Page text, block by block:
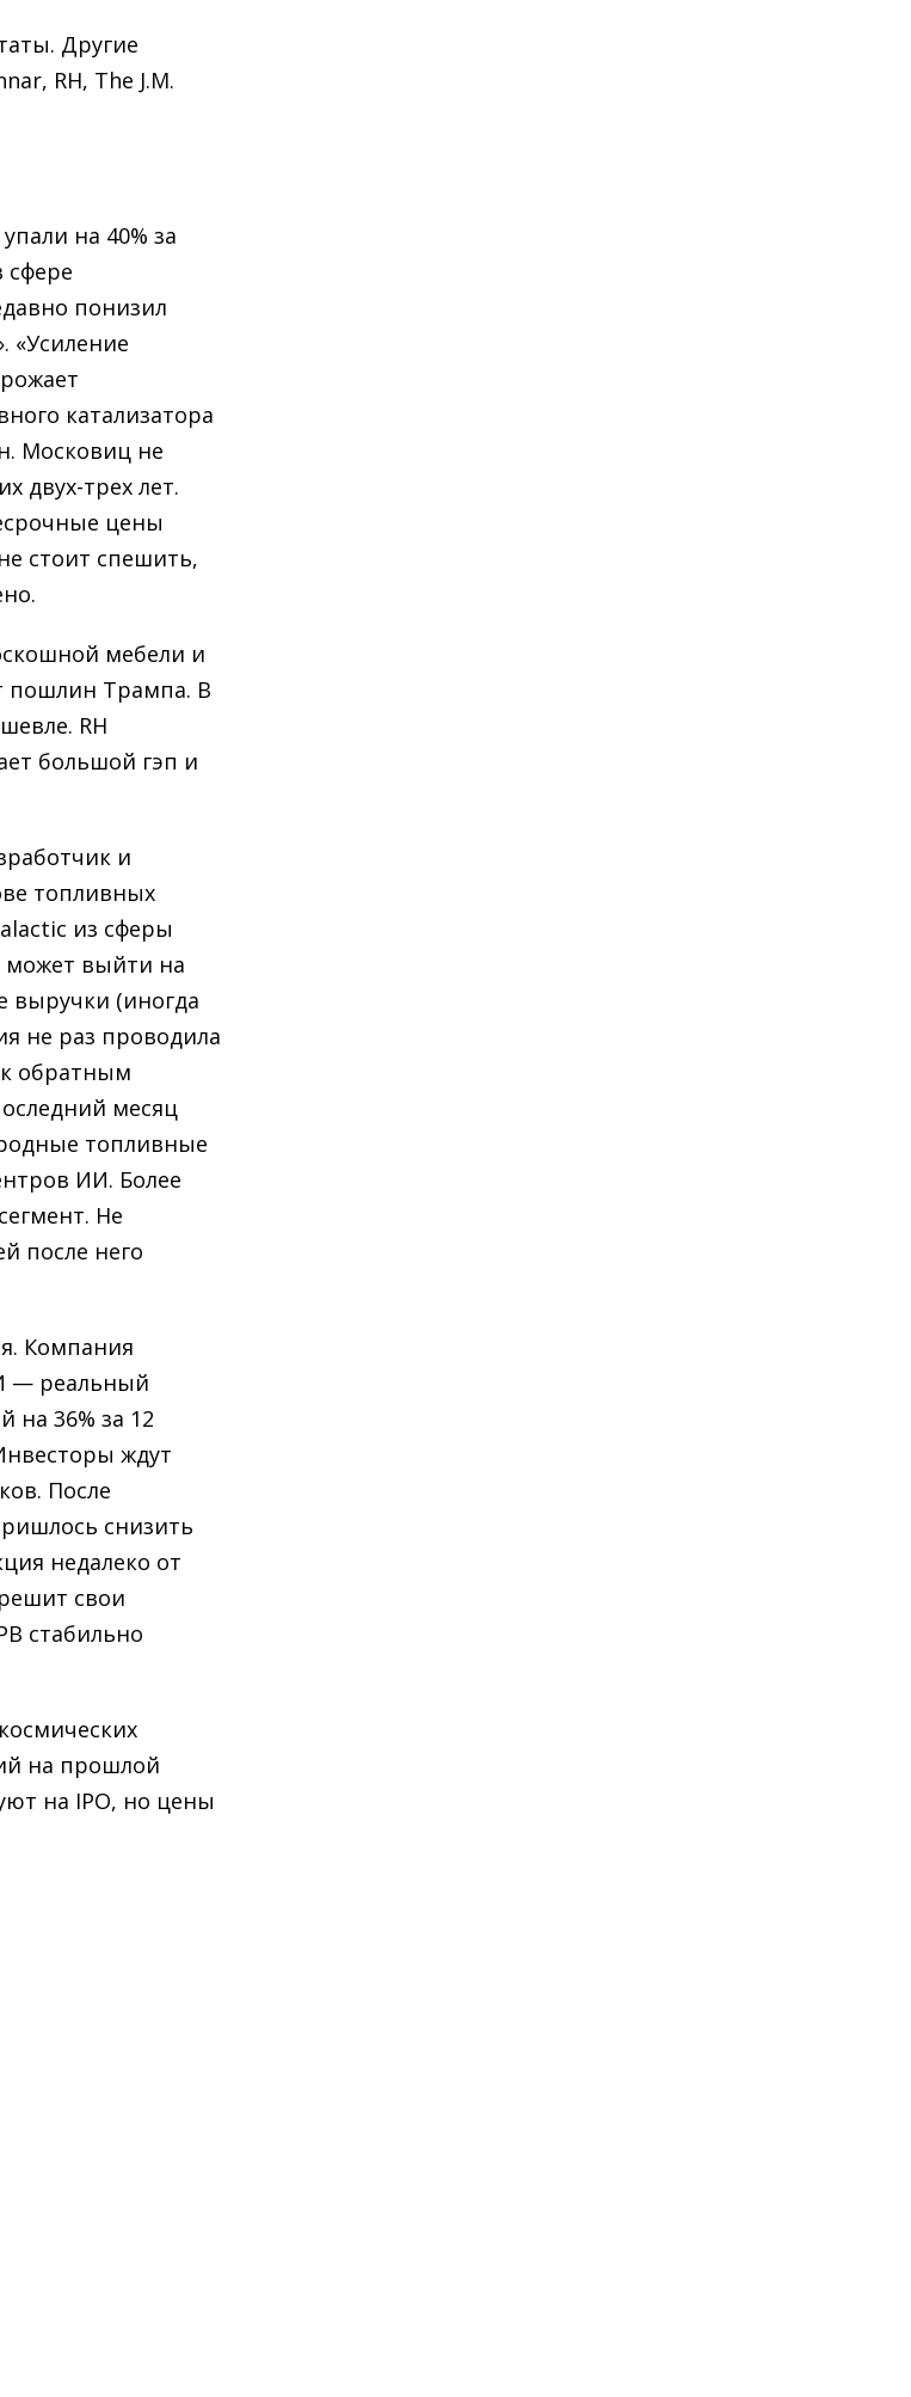
Другие
RH, The J.M.
на 40% за
сфере
понизил
«Усиление
катализатора
Московиц не
двух-трех лет.
цены
стоит спешить,
мебели и
пошлин Трампа. В
RH
большой гэп и
и
топливных
из сферы
может выйти на
выручки (иногда
не раз проводила
обратным
месяц
топливные
ИИ. Более
Не
после него
Компания
— реальный
на 36% за 12
ждут
После
снизить
недалеко от
свои
стабильно
на прошлой
на IPO, но цены